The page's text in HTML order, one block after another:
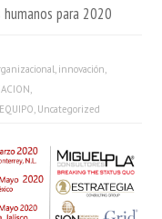
para 2020
, innovación,
,
, Uncategorized